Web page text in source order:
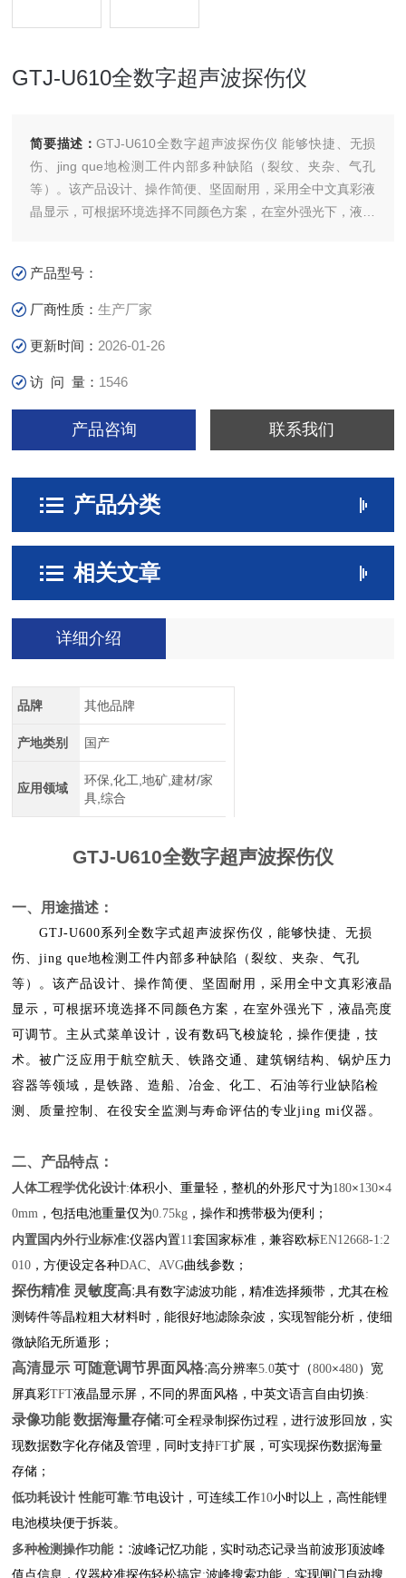
GTJ-U610全数字超声波探伤仪
简要描述：GTJ-U610全数字超声波探伤仪 能够快捷、无损
伤、jing que地检测工件内部多种缺陷（裂纹、夹杂、气孔
等）。该产品设计、操作简便、坚固耐用，采用全中文真彩液
晶显示，可根据环境选择不同颜色方案，在室外强光下，液晶
产品型号：
厂商性质：生产厂家
更新时间： 2026-01-26
访 问 量： 1546
产品咨询 联系我们
产品分类
相关文章
详细介绍
品牌 其他品牌
产地类别 国产
应用领域
环保,化工,地矿,建材/家
具,综合
GTJ-U610全数字超声波探伤仪
一、用途描述：
GTJ-U600系列全数字式超声波探伤仪，能够快捷、无损
伤、jing que地检测工件内部多种缺陷（裂纹、夹杂、气孔
等）。该产品设计、操作简便、坚固耐用，采用全中文真彩液晶
显示，可根据环境选择不同颜色方案，在室外强光下，液晶亮度
可调节。主从式菜单设计，设有数码飞梭旋轮，操作便捷，技
术。被广泛应用于航空航天、铁路交通、建筑钢结构、锅炉压力
容器等领域，是铁路、造船、冶金、化工、石油等行业缺陷检
测、质量控制、在役安全监测与寿命评估的专业jing mi仪器。
二、产品特点：
人体工程学优化设计:体积小、重量轻，整机的外形尺寸为180×130×4
0mm ，包括电池重量仅为0.75kg ，操作和携带极为便利；
内置国内外行业标准:仪器内置11套国家标准，兼容欧标EN12668-1:2
010 ，方便设定各种DAC、AVG曲线参数；
探伤精准 灵敏度高:具有数字滤波功能，精准选择频带，尤其在检
测铸件等晶粒粗大材料时，能很好地滤除杂波，实现智能分析，使细
微缺陷无所遁形；
高清显示 可随意调节界面风格:高分辨率5.0英寸（800×480）宽
屏真彩TFT液晶显示屏，不同的界面风格，中英文语言自由切换:
录像功能 数据海量存储:可全程录制探伤过程，进行波形回放，实
现数据数字化存储及管理，同时支持FT扩展，可实现探伤数据海量
存储；
低功耗设计 性能可靠:节电设计，可连续工作10小时以上，高性能锂
电池模块便于拆装。
多种检测操作功能： :波峰记忆功能，实时动态记录当前波形顶波峰
值点信息，仪器校准探伤轻松搞定;波峰搜索功能，实现闸门自动搜